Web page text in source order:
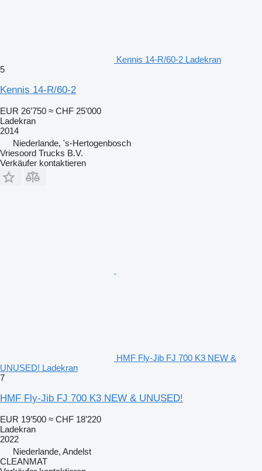
Kennis 14-R/60-2 Ladekran
5
Kennis 14-R/60-2
EUR 26’750 ≈ CHF 25’000
Ladekran
2014
Niederlande, 's-Hertogenbosch
Vriesoord Trucks B.V.
Verkäufer kontaktieren
HMF Fly-Jib FJ 700 K3 NEW &
UNUSED! Ladekran
7
HMF Fly-Jib FJ 700 K3 NEW & UNUSED!
EUR 19’500 ≈ CHF 18’220
Ladekran
2022
Niederlande, Andelst
CLEANMAT